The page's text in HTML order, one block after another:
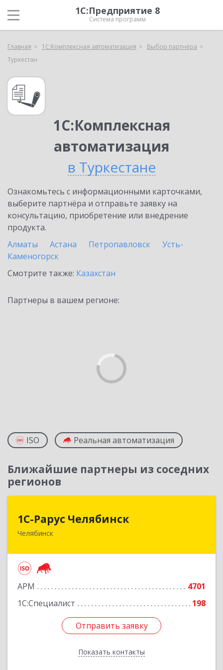
1С:Предприятие 8
Система программ
Главная 1С:Комплексная автоматизация
Выбор партнёра
Туркестан
1С:Комплексная
автоматизация
в Туркестане
Ознакомьтесь с информационными карточками,
выберите партнёра и отправьте заявку на
консультацию, приобретение или внедрение
продукта.
Алматы
Астана Петропавловск
Усть-
Каменогорск
Смотрите также: Казахстан
Партнеры в вашем регионе:
ISO Реальная автоматизация
Ближайшие партнеры из соседних
регионов
1С-Рарус Челябинск
Челябинск
АРМ
4701
1С:Специалист
198
Отправить заявку
Показать контакты
1С-Рарус Челябинск
454091, Челябинская обл, Челябинск г, Труда ул,
Отправить заявку
Назад